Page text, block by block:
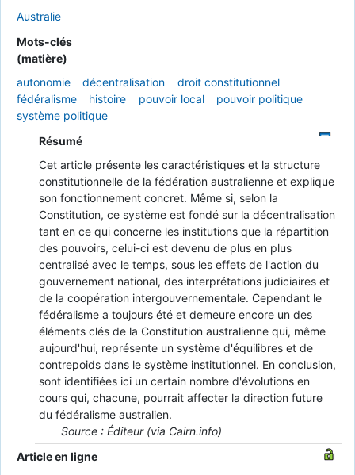
Australie
Mots-clés
(matière)
autonomie
décentralisation
droit constitutionnel
fédéralisme
histoire pouvoir local
pouvoir politique
système politique
Résumé
Cet article présente les caractéristiques et la structure
constitutionnelle de la fédération australienne et explique
son fonctionnement concret. Même si, selon la
Constitution, ce système est fondé sur la décentralisation
tant en ce qui concerne les institutions que la répartition
des pouvoirs, celui-ci est devenu de plus en plus
centralisé avec le temps, sous les effets de l'action du
gouvernement national, des interprétations judiciaires et
de la coopération intergouvernementale. Cependant le
fédéralisme a toujours été et demeure encore un des
éléments clés de la Constitution australienne qui, même
aujourd'hui, représente un système d'équilibres et de
contrepoids dans le système institutionnel. En conclusion,
sont identifiées ici un certain nombre d'évolutions en
cours qui, chacune, pourrait affecter la direction future
du fédéralisme australien.
Source : Éditeur (via Cairn.info)
Article en ligne